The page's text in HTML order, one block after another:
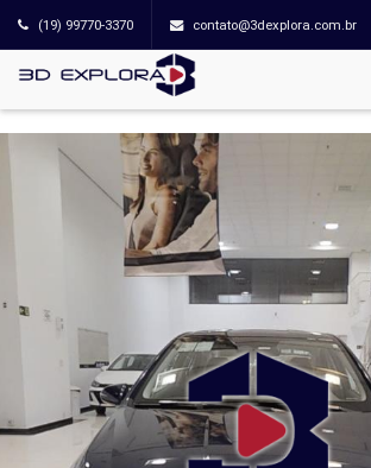
(19) 99770-3370 contato@3dexplora.com.br